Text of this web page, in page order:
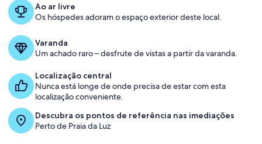
Terrenos do alojamento
Ao ar livre
Os hóspedes adoram o espaço exterior deste local.
Varanda
Um achado raro – desfrute de vistas a partir da varanda.
Localização central
Nunca está longe de onde precisa de estar com esta
localização conveniente.
Descubra os pontos de referência nas imediações
Perto de Praia da Luz